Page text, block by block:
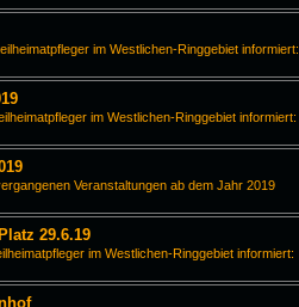
im Westlichen-Ringgebiet informiert:
im Westlichen-Ringgebiet informiert:
Veranstaltungen ab dem Jahr 2019
29.6.19
im Westlichen-Ringgebiet informiert: